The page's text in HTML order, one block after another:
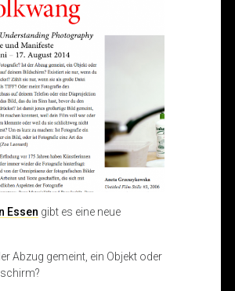
Essen gibt es eine neue
Abzug gemeint, ein Objekt oder